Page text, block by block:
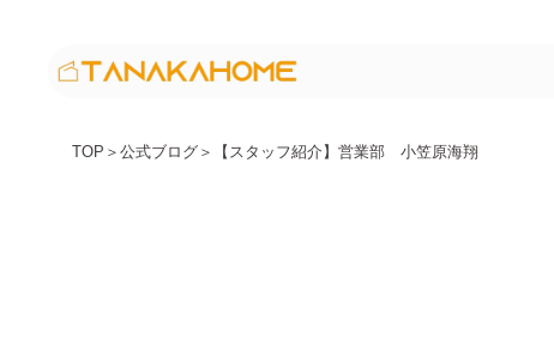
TOP ＞ 公式ブログ ＞ 【スタッフ紹介】営業部 小笠原海翔